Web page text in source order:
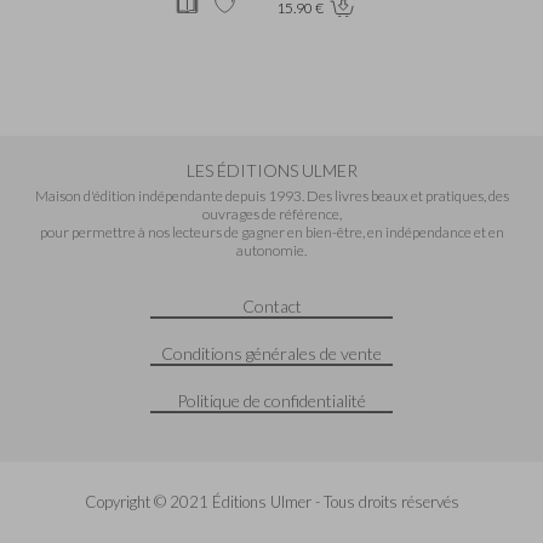
15.90 €
LES ÉDITIONS ULMER
Maison d'édition indépendante depuis 1993. Des livres beaux et pratiques, des
ouvrages de référence,
pour permettre à nos lecteurs de gagner en bien-être, en indépendance et en
autonomie.
Contact
Conditions générales de vente
Politique de confidentialité
Copyright © 2021 Éditions Ulmer - Tous droits réservés